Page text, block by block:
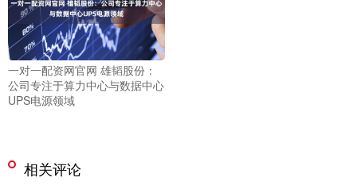
一对一配资网官网 雄韬股份：
公司专注于算力中心与数据中心
UPS电源领域
相关评论